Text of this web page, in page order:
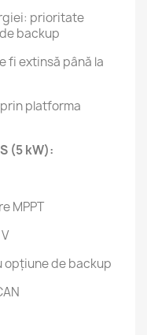
prioritate
backup
fi extinsă până la
platforma
(5 kW):
MPPT
de backup